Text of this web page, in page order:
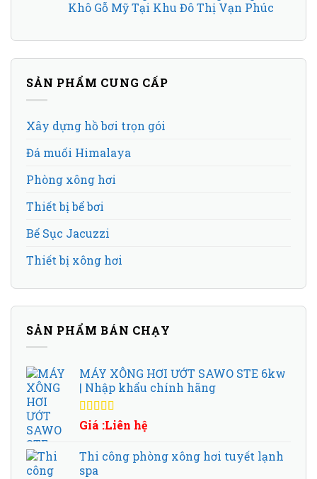
Khô Gỗ Mỹ Tại Khu Đô Thị Vạn Phúc
SẢN PHẨM CUNG CẤP
Xây dựng hồ bơi trọn gói
Đá muối Himalaya
Phòng xông hơi
Thiết bị bể bơi
Bể Sục Jacuzzi
Thiết bị xông hơi
SẢN PHẨM BÁN CHẠY
MÁY XÔNG HƠI ƯỚT SAWO STE 6kw
| Nhập khẩu chính hãng
Được xếp
Giá :Liên hệ
Thi công phòng xông hơi tuyết lạnh
spa